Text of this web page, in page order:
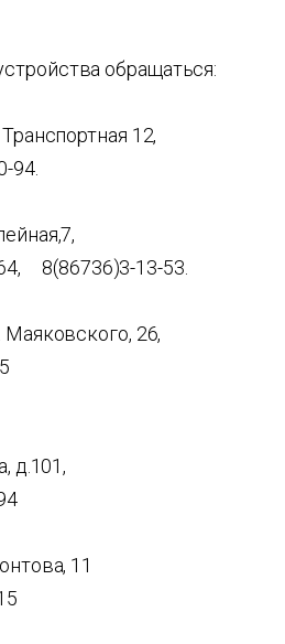
обращаться:
12,
94.
8(86736)3-13-53.
Маяковского, 26,
д.101,
11